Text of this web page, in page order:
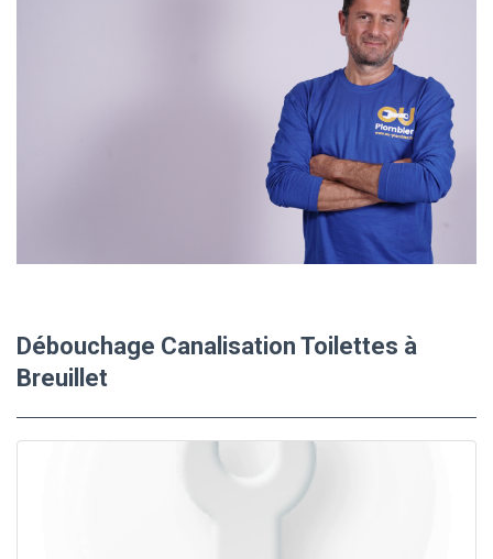
Débouchage Canalisation Toilettes à
Breuillet